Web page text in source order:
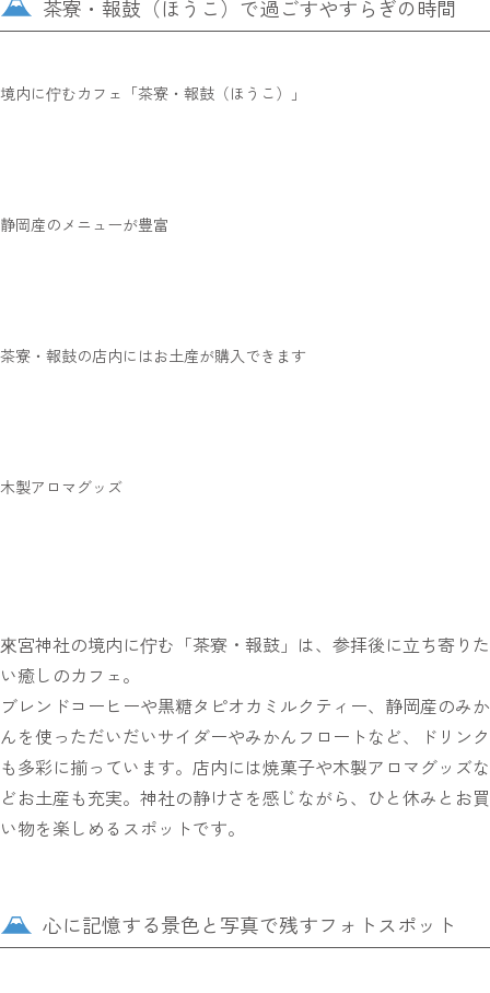
茶寮・報鼓（ほうこ）で過ごすやすらぎの時間
境内に佇むカフェ「茶寮・報鼓（ほうこ）」
静岡産のメニューが豊富
茶寮・報鼓の店内にはお土産が購入できます
木製アロマグッズ
來宮神社の境内に佇む「茶寮・報鼓」は、参拝後に立ち寄りた
い癒しのカフェ。
ブレンドコーヒーや黒糖タピオカミルクティー、静岡産のみか
んを使っただいだいサイダーやみかんフロートなど、ドリンク
も多彩に揃っています。店内には焼菓子や木製アロマグッズな
どお土産も充実。神社の静けさを感じながら、ひと休みとお買
い物を楽しめるスポットです。
心に記憶する景色と写真で残すフォトスポット